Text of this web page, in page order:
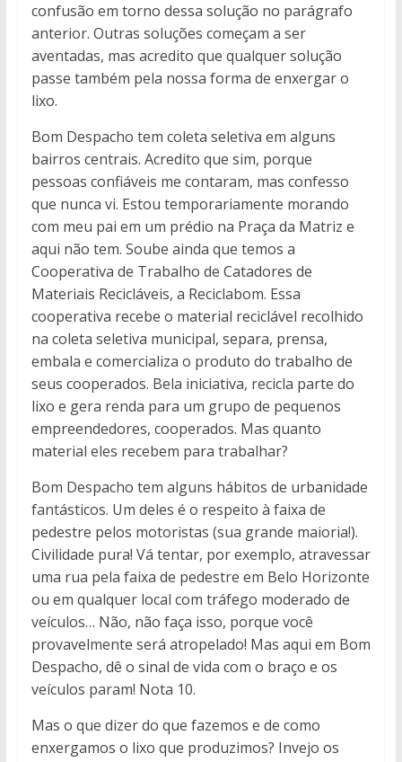
confusão em torno dessa solução no parágrafo
anterior. Outras soluções começam a ser
aventadas, mas acredito que qualquer solução
passe também pela nossa forma de enxergar o
lixo.
Bom Despacho tem coleta seletiva em alguns
bairros centrais. Acredito que sim, porque
pessoas confiáveis me contaram, mas confesso
que nunca vi. Estou temporariamente morando
com meu pai em um prédio na Praça da Matriz e
aqui não tem. Soube ainda que temos a
Cooperativa de Trabalho de Catadores de
Materiais Recicláveis, a Reciclabom. Essa
cooperativa recebe o material reciclável recolhido
na coleta seletiva municipal, separa, prensa,
embala e comercializa o produto do trabalho de
seus cooperados. Bela iniciativa, recicla parte do
lixo e gera renda para um grupo de pequenos
empreendedores, cooperados. Mas quanto
material eles recebem para trabalhar?
Bom Despacho tem alguns hábitos de urbanidade
fantásticos. Um deles é o respeito à faixa de
pedestre pelos motoristas (sua grande maioria!).
Civilidade pura! Vá tentar, por exemplo, atravessar
uma rua pela faixa de pedestre em Belo Horizonte
ou em qualquer local com tráfego moderado de
veículos… Não, não faça isso, porque você
provavelmente será atropelado! Mas aqui em Bom
Despacho, dê o sinal de vida com o braço e os
veículos param! Nota 10.
Mas o que dizer do que fazemos e de como
enxergamos o lixo que produzimos? Invejo os